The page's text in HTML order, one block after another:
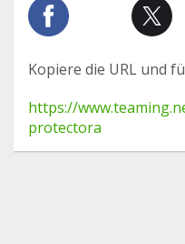
Kopiere die URL und
https://
protectora